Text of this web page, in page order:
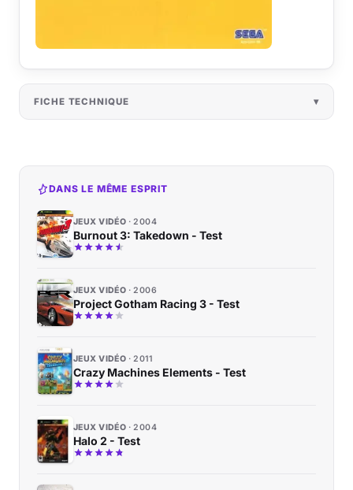
FICHE TECHNIQUE
DANS LE MÊME ESPRIT
JEUX VIDÉO 2004
Burnout 3: Takedown - Test
JEUX VIDÉO 2006
Project Gotham Racing 3 - Test
JEUX VIDÉO 2011
Crazy Machines Elements - Test
JEUX VIDÉO 2004
Halo 2 - Test